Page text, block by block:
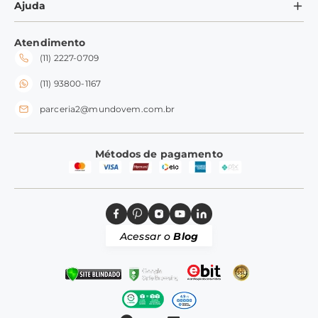
Tampas
Silicone
Formas de Pagamento
Trocas e Devoluções
Meus Pedidos
Ajuda
Fale conosco
Frete e Entrega
Perguntas Frequentes
Atendimento
(11) 2227-0709
(11) 93800-1167
parceria2@mundovem.com.br
Métodos de pagamento
Acessar oBlog